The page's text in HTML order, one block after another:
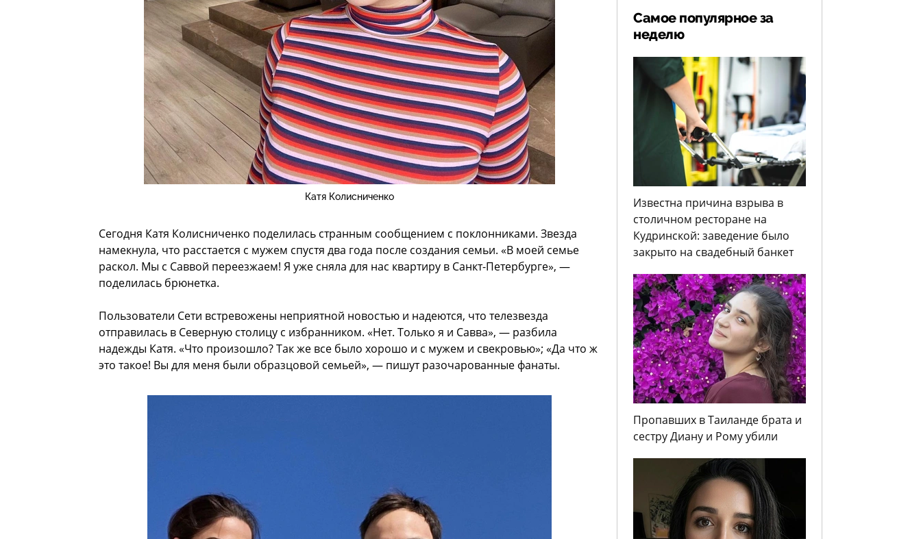
Катя Колисниченко
Сегодня Катя Колисниченко поделилась странным сообщением с поклонниками. Звезда
намекнула, что расстается с мужем спустя два года после создания семьи. «В моей семье
раскол. Мы с Саввой переезжаем! Я уже сняла для нас квартиру в Санкт-Петербурге», —
поделилась брюнетка.
Пользователи Сети встревожены неприятной новостью и надеются, что телезвезда
отправилась в Северную столицу с избранником. «Нет. Только я и Савва», — разбила
надежды Катя. «Что произошло? Так же все было хорошо и с мужем и свекровью»; «Да что ж
это такое! Вы для меня были образцовой семьей», — пишут разочарованные фанаты.
Самое популярное за
неделю
Известна причина взрыва в
столичном ресторане на
Кудринской: заведение было
закрыто на свадебный банкет
Пропавших в Таиланде брата и
сестру Диану и Рому убили